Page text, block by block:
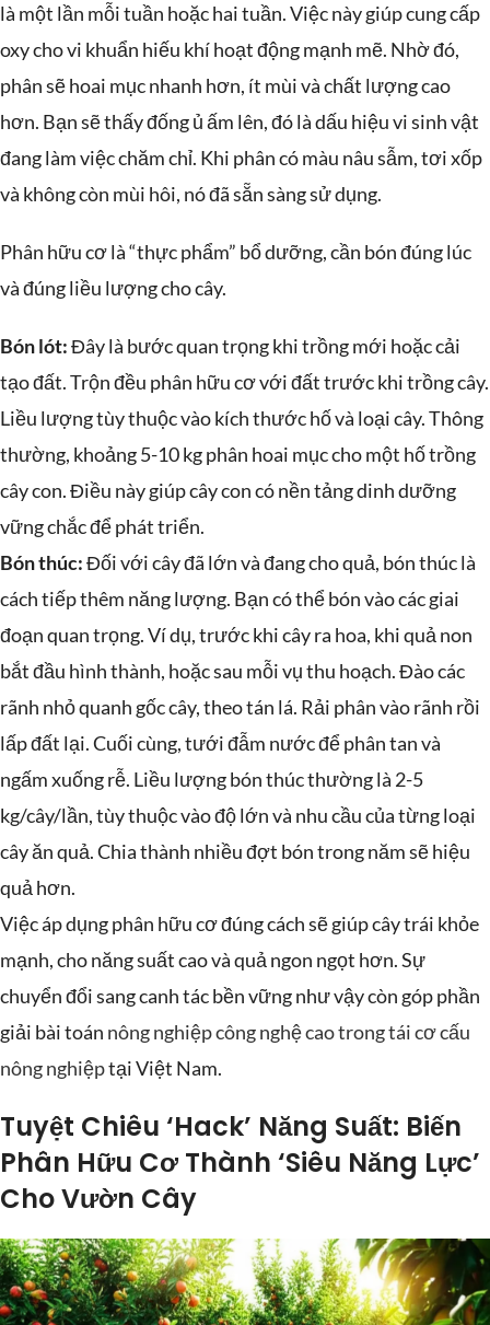
là một lần mỗi tuần hoặc hai tuần. Việc này giúp cung cấp
oxy cho vi khuẩn hiếu khí hoạt động mạnh mẽ. Nhờ đó,
phân sẽ hoai mục nhanh hơn, ít mùi và chất lượng cao
hơn. Bạn sẽ thấy đống ủ ấm lên, đó là dấu hiệu vi sinh vật
đang làm việc chăm chỉ. Khi phân có màu nâu sẫm, tơi xốp
và không còn mùi hôi, nó đã sẵn sàng sử dụng.
Phân hữu cơ là “thực phẩm” bổ dưỡng, cần bón đúng lúc
và đúng liều lượng cho cây.
Bón lót:Đây là bước quan trọng khi trồng mới hoặc cải
tạo đất. Trộn đều phân hữu cơ với đất trước khi trồng cây.
Liều lượng tùy thuộc vào kích thước hố và loại cây. Thông
thường, khoảng 5-10 kg phân hoai mục cho một hố trồng
cây con. Điều này giúp cây con có nền tảng dinh dưỡng
vững chắc để phát triển.
Bón thúc:Đối với cây đã lớn và đang cho quả, bón thúc là
cách tiếp thêm năng lượng. Bạn có thể bón vào các giai
đoạn quan trọng. Ví dụ, trước khi cây ra hoa, khi quả non
bắt đầu hình thành, hoặc sau mỗi vụ thu hoạch. Đào các
rãnh nhỏ quanh gốc cây, theo tán lá. Rải phân vào rãnh rồi
lấp đất lại. Cuối cùng, tưới đẫm nước để phân tan và
ngấm xuống rễ. Liều lượng bón thúc thường là 2-5
kg/cây/lần, tùy thuộc vào độ lớn và nhu cầu của từng loại
cây ăn quả. Chia thành nhiều đợt bón trong năm sẽ hiệu
quả hơn.
Việc áp dụng phân hữu cơ đúng cách sẽ giúp cây trái khỏe
mạnh, cho năng suất cao và quả ngon ngọt hơn. Sự
chuyển đổi sang canh tác bền vững như vậy còn góp phần
giải bài toán nông nghiệp công nghệ cao trong tái cơ cấu
nông nghiệptại Việt Nam.
Tuyệt Chiêu ‘Hack’ Năng Suất: Biến
Phân Hữu Cơ Thành ‘Siêu Năng Lực’
Cho Vườn Cây